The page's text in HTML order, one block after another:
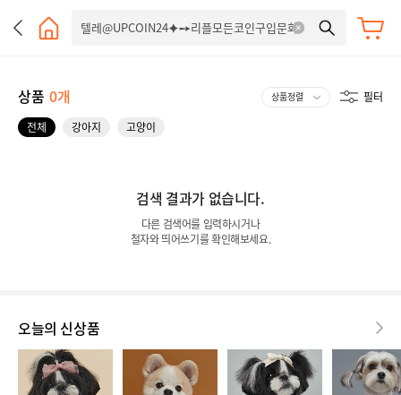
상품 0개
필터
전체
강아지 고양이
검색 결과가 없습니다.
다른 검색어를 입력하시거나
철자와 띄어쓰기를 확인해보세요.
오늘의 신상품